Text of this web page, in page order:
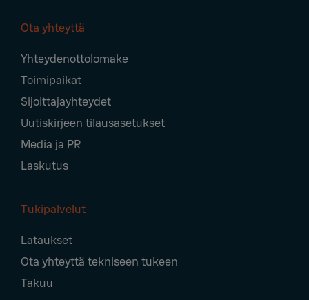
Navigation
Ota yhteyttä
Yhteydenottolomake
Toimipaikat
Sijoittajayhteydet
Uutiskirjeen tilausasetukset
Media ja PR
Laskutus
Tukipalvelut
Lataukset
Ota yhteyttä tekniseen tukeen
Takuu